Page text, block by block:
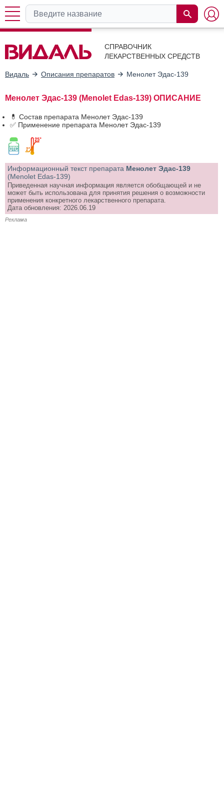
СПРАВОЧНИК
ЛЕКАРСТВЕННЫХ СРЕДСТВ
Видаль Описания препаратов Менолет Эдас-139
Менолет Эдас-139 (Menolet Edas-139) ОПИСАНИЕ
💊 Состав препарата Менолет Эдас-139
✅ Применение препарата Менолет Эдас-139
Информационный текст препарата Менолет Эдас-139
(Menolet Edas-139)
Приведенная научная информация является обобщающей и не
может быть использована для принятия решения о возможности
применения конкретного лекарственного препарата.
Дата обновления: 2026.06.19
Реклама